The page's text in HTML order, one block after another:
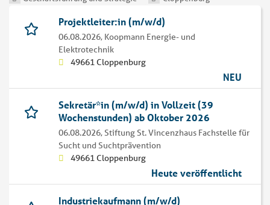
Projektleiter:in (m/w/d)
06.08.2026, Koopmann Energie- und
Elektrotechnik
49661 Cloppenburg
NEU
Sekretär*in (m/w/d) in Vollzeit (39
Wochenstunden) ab Oktober 2026
06.08.2026,Stiftung St. Vincenzhaus Fachstelle für
Sucht und Suchtprävention
49661 Cloppenburg
Heute veröffentlicht
Industriekaufmann (m/w/d)